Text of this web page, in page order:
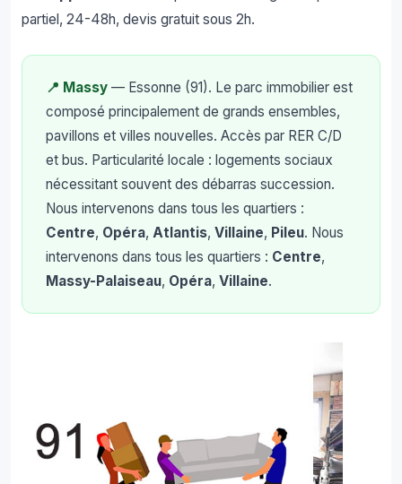
partiel, 24-48h, devis gratuit sous 2h.
📍 Massy — Essonne (91). Le parc immobilier est
composé principalement de grands ensembles,
pavillons et villes nouvelles. Accès par RER C/D
et bus. Particularité locale : logements sociaux
nécessitant souvent des débarras succession.
Nous intervenons dans tous les quartiers :
Centre, Opéra, Atlantis, Villaine, Pileu. Nous
intervenons dans tous les quartiers : Centre,
Massy-Palaiseau, Opéra, Villaine.